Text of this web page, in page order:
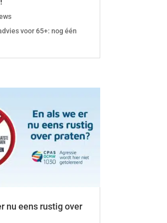
voor 65+: nog één
nu eens rustig over